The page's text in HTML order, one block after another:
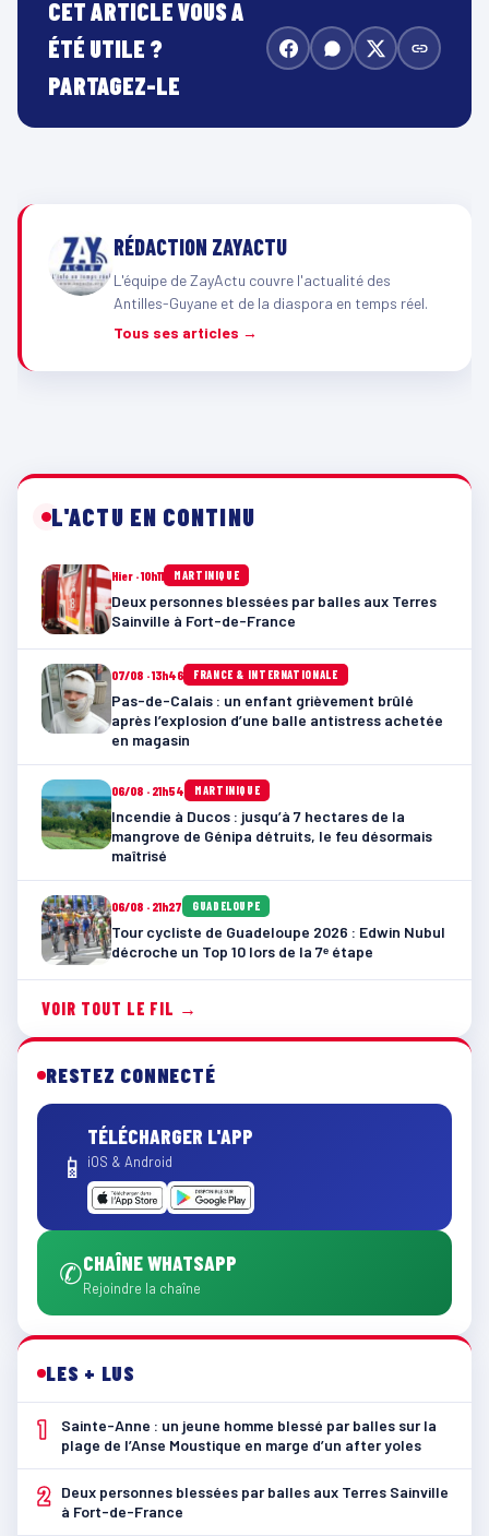
CET ARTICLE VOUS A
ÉTÉ UTILE ?
PARTAGEZ-LE
RÉDACTION ZAYACTU
L'équipe de ZayActu couvre l'actualité des
Antilles-Guyane et de la diaspora en temps réel.
Tous ses articles →
L'ACTU EN CONTINU
Hier · 10h11 MARTINIQUE
Deux personnes blessées par balles aux Terres
Sainville à Fort-de-France
07/08 · 13h46 FRANCE & INTERNATIONALE
Pas-de-Calais : un enfant grièvement brûlé
après l’explosion d’une balle antistress achetée
en magasin
06/08 · 21h54 MARTINIQUE
Incendie à Ducos : jusqu’à 7 hectares de la
mangrove de Génipa détruits, le feu désormais
maîtrisé
06/08 · 21h27 GUADELOUPE
Tour cycliste de Guadeloupe 2026 : Edwin Nubul
décroche un Top 10 lors de la 7ᵉ étape
VOIR TOUT LE FIL →
RESTEZ CONNECTÉ
📱
TÉLÉCHARGER L'APP
iOS & Android
✆CHAÎNE WHATSAPP
Rejoindre la chaîne
LES + LUS
1
Sainte-Anne : un jeune homme blessé par balles sur la
plage de l’Anse Moustique en marge d’un after yoles
2
Deux personnes blessées par balles aux Terres Sainville
à Fort-de-France